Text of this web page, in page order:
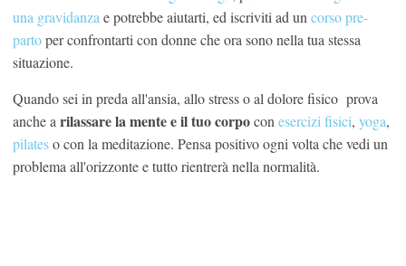
una gravidanza e potrebbe aiutarti, ed iscriviti ad un corso pre-
partoper confrontarti con donne che ora sono nella tua stessa
situazione.
Quando sei in preda all'ansia, allo stress o al dolore fisico prova
anche a rilassare la mente e il tuo corpocon esercizi fisici, yoga,
pilateso con la meditazione. Pensa positivo ogni volta che vedi un
problema all'orizzonte e tutto rientrerà nella normalità.